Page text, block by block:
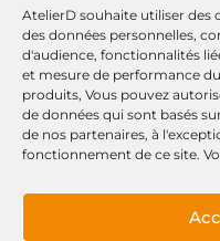
AtelierD souhaite utiliser des
des données personnelles,
d'audience, fonctionnalités
et mesure de performance
produits, Vous pouvez
de données qui sont basés
de nos partenaires, à
fonctionnement de ce site.